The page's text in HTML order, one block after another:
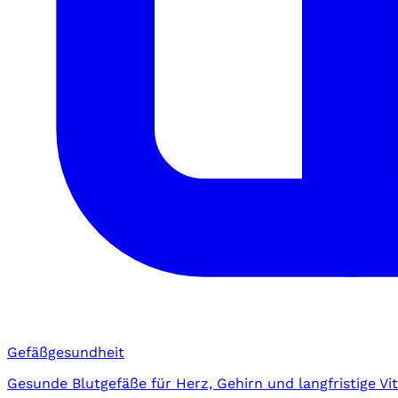
Gefäßgesundheit
Gesunde Blutgefäße für Herz, Gehirn und langfristige